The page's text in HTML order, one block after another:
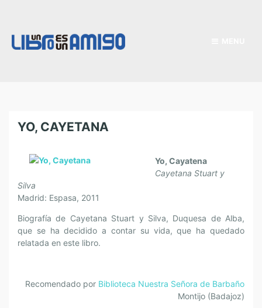
YO, CAYETANA
Yo, Cayatena
Cayetana Stuart y
Silva
Madrid: Espasa, 2011
Biografía de Cayetana Stuart y Silva, Duquesa de Alba,
que se ha decidido a contar su vida, que ha quedado
relatada en este libro.
Recomendado por Biblioteca Nuestra Señora de Barbaño
Montijo (Badajoz)